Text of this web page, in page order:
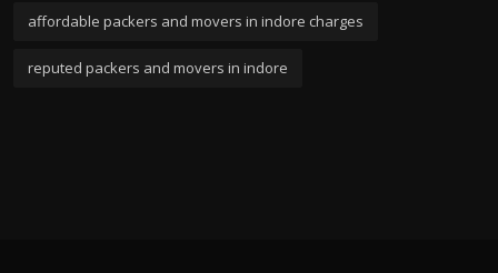
affordable packers and movers in indore charges
reputed packers and movers in indore